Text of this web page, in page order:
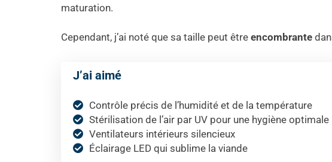
maturation.
Cependant, j’ai noté que sa taille peut être encombrante
J’ai aimé
Contrôle précis de l’humidité et de la température
Stérilisation de l’air par UV pour une hygiène optimale
Ventilateurs intérieurs silencieux
Éclairage LED qui sublime la viande